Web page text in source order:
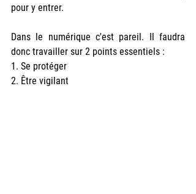
pour y entrer.
Dans le numérique c'est pareil. Il faudra
donc travailler sur 2 points essentiels :
1. Se protéger
2. Être vigilant